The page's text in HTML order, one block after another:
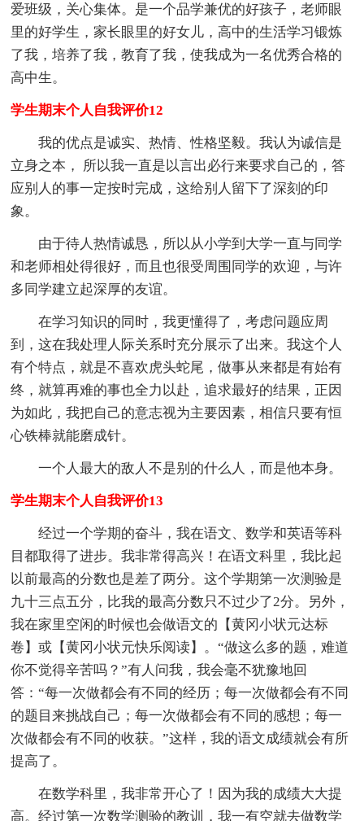
爱班级，关心集体。是一个品学兼优的好孩子，老师眼
里的好学生，家长眼里的好女儿，高中的生活学习锻炼
了我，培养了我，教育了我，使我成为一名优秀合格的
高中生。
学生期末个人自我评价12
我的优点是诚实、热情、性格坚毅。我认为诚信是
立身之本， 所以我一直是以言出必行来要求自己的，答
应别人的事一定按时完成，这给别人留下了深刻的印
象。
由于待人热情诚恳，所以从小学到大学一直与同学
和老师相处得很好，而且也很受周围同学的欢迎，与许
多同学建立起深厚的友谊。
在学习知识的同时，我更懂得了，考虑问题应周
到，这在我处理人际关系时充分展示了出来。我这个人
有个特点，就是不喜欢虎头蛇尾，做事从来都是有始有
终，就算再难的事也全力以赴，追求最好的结果，正因
为如此，我把自己的意志视为主要因素，相信只要有恒
心铁棒就能磨成针。
一个人最大的敌人不是别的什么人，而是他本身。
学生期末个人自我评价13
经过一个学期的奋斗，我在语文、数学和英语等科
目都取得了进步。我非常得高兴！在语文科里，我比起
以前最高的分数也是差了两分。这个学期第一次测验是
九十三点五分，比我的最高分数只不过少了2分。另外，
我在家里空闲的时候也会做语文的【黄冈小状元达标
卷】或【黄冈小状元快乐阅读】。“做这么多的题，难道
你不觉得辛苦吗？”有人问我，我会毫不犹豫地回
答：“每一次做都会有不同的经历；每一次做都会有不同
的题目来挑战自己；每一次做都会有不同的感想；每一
次做都会有不同的收获。”这样，我的语文成绩就会有所
提高了。
在数学科里，我非常开心了！因为我的成绩大大提
高。经过第一次数学测验的教训，我一有空就去做数学